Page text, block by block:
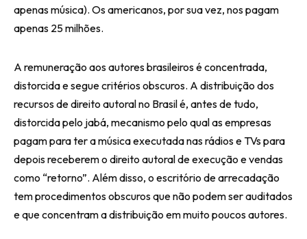
apenas música). Os americanos, por sua vez, nos pagam
apenas 25 milhões.
A remuneração aos autores brasileiros é concentrada,
distorcida e segue critérios obscuros. A distribuição dos
recursos de direito autoral no Brasil é, antes de tudo,
distorcida pelo jabá, mecanismo pelo qual as empresas
pagam para ter a música executada nas rádios e TVs para
depois receberem o direito autoral de execução e vendas
como “retorno”. Além disso, o escritório de arrecadação
tem procedimentos obscuros que não podem ser auditados
e que concentram a distribuição em muito poucos autores.